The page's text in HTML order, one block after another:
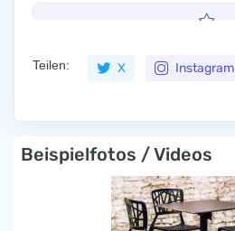
Teilen: X Instagram
Beispielfotos / Videos